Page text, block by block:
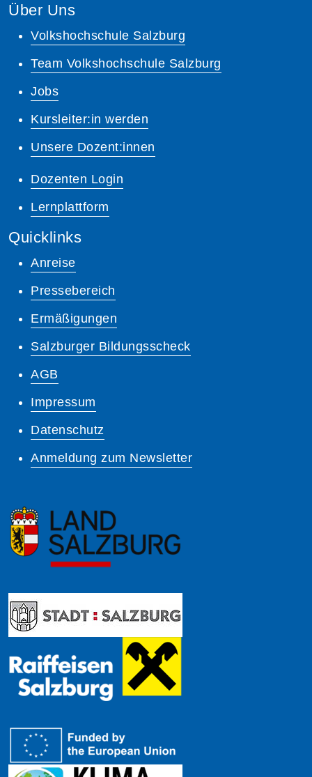
Über Uns
Volkshochschule Salzburg
Team Volkshochschule Salzburg
Jobs
Kursleiter:in werden
Unsere Dozent:innen
Dozenten Login
Lernplattform
Quicklinks
Anreise
Pressebereich
Ermäßigungen
Salzburger Bildungsscheck
AGB
Impressum
Datenschutz
Anmeldung zum Newsletter